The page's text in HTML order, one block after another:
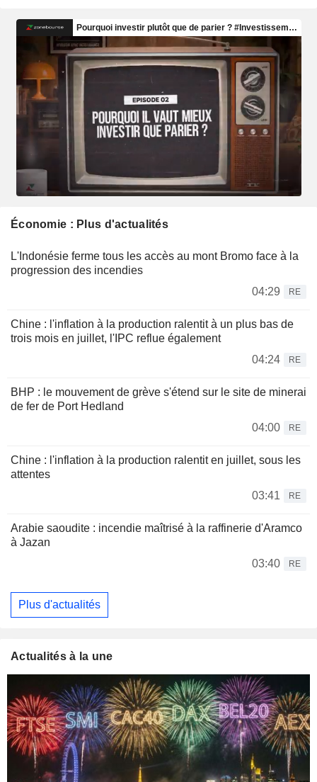
Économie : Plus d'actualités
L'Indonésie ferme tous les accès au mont Bromo face à la
progression des incendies
04:29
RE
Chine : l'inflation à la production ralentit à un plus bas de
trois mois en juillet, l'IPC reflue également
04:24
RE
BHP : le mouvement de grève s'étend sur le site de minerai
de fer de Port Hedland
04:00
RE
Chine : l'inflation à la production ralentit en juillet, sous les
attentes
03:41
RE
Arabie saoudite : incendie maîtrisé à la raffinerie d'Aramco
à Jazan
03:40
RE
Plus d'actualités
Actualités à la une